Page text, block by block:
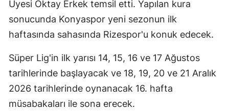
Eskişehir
Gaziantep
Gümüşhane
Hakkari
Üyesi Oktay Erkek temsil etti. Yapılan kura
sonucunda Konyaspor yeni sezonun ilk
haftasında sahasında Rizespor'u konuk edecek.
Süper Lig'in ilk yarısı 14, 15, 16 ve 17 Ağustos
tarihlerinde başlayacak ve 18, 19, 20 ve 21 Aralık
2026 tarihlerinde oynanacak 16. hafta
müsabakaları ile sona erecek.